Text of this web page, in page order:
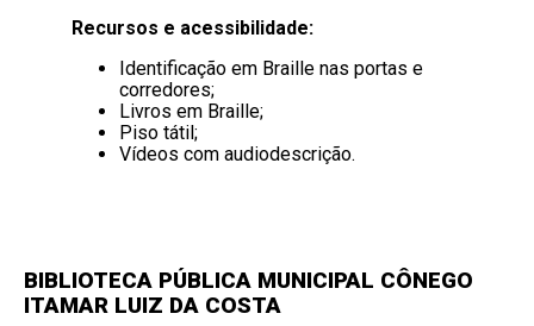
Recursos e acessibilidade:
Identificação em Braille nas portas e
corredores;
Livros em Braille;
Piso tátil;
Vídeos com audiodescrição.
BIBLIOTECA PÚBLICA MUNICIPAL CÔNEGO
ITAMAR LUIZ DA COSTA